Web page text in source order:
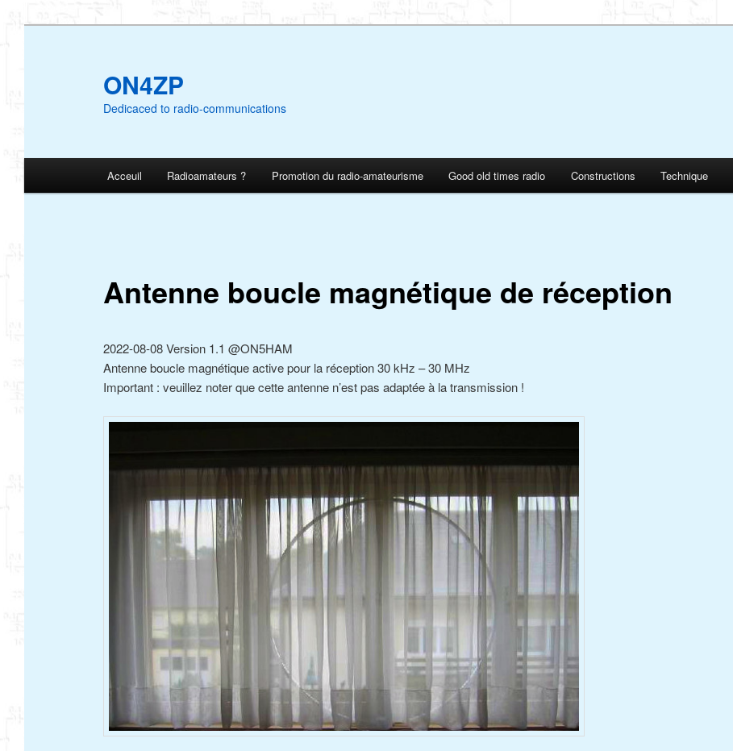
ON4ZP
Dedicaced to radio-communications
Acceuil Radioamateurs ? Promotion du radio-amateurisme Good old times radio Constructions Technique
Antenne boucle magnétique de réception
2022-08-08 Version 1.1 @ON5HAM
Antenne boucle magnétique active pour la réception 30 kHz – 30 MHz
Important : veuillez noter que cette antenne n’est pas adaptée à la transmission !